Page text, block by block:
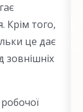
Крім того,
це дає
зовнішніх